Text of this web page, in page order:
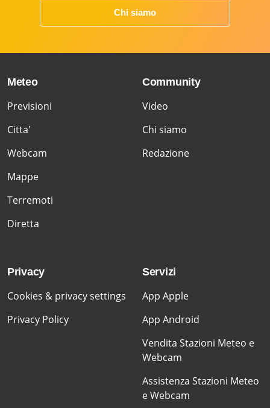
Chi siamo
Meteo
Previsioni
Citta'
Webcam
Mappe
Terremoti
Diretta
Community
Video
Chi siamo
Redazione
Privacy
Cookies & privacy settings
Privacy Policy
Servizi
App Apple
App Android
Vendita Stazioni Meteo e
Webcam
Assistenza Stazioni Meteo
e Webcam